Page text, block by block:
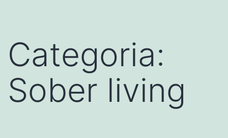
Categoria:
Sober living